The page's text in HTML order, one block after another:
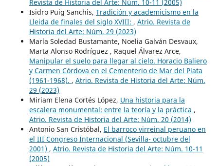
Revista de Historia del Arte: Núm. 10-11 (2005)
Isidro Puig Sanchis, Tradición y academicismo en la
Lleida de finales del siglo XVIII: , Atrio. Revista de
Historia del Arte: Núm. 29 (2023)
María Soledad Bustamante, Noelia Galván Desvaux,
Marta Alonso Rodríguez , Raquel Álvarez Arce,
Manipular el suelo para llegar al cielo. Horacio Baliero
y Carmen Córdova en el Cementerio de Mar del Plata
(1961-1968). , Atrio. Revista de Historia del Arte: Núm.
29 (2023)
Miriam Elena Cortés López, Una historia para la
escalera monumental: entre la teoría y la práctica ,
Atrio. Revista de Historia del Arte: Núm. 20 (2014)
Antonio San Cristóbal, El barroco virreinal peruano en
el III Congreso Internacional (Sevilla- octubre del
2001) , Atrio. Revista de Historia del Arte: Núm. 10-11
(2005)